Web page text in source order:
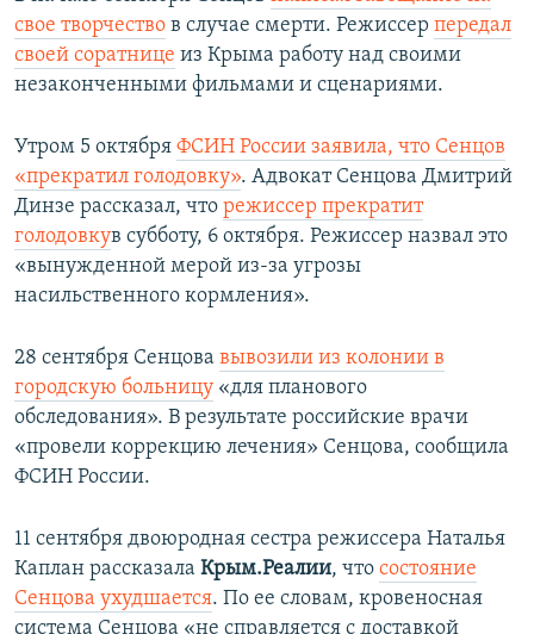
свое творчество в случае смерти. Режиссер передал
своей соратнице из Крыма работу над своими
незаконченными фильмами и сценариями.
Утром 5 октября ФСИН России заявила, что Сенцов
«прекратил голодовку». Адвокат Сенцова Дмитрий
Динзе рассказал, что режиссер прекратит
голодовкув субботу, 6 октября. Режиссер назвал это
«вынужденной мерой из-за угрозы
насильственного кормления».
28 сентября Сенцова вывозили из колонии в
городскую больницу «для планового
обследования». В результате российские врачи
«провели коррекцию лечения» Сенцова, сообщила
ФСИН России.
11 сентября двоюродная сестра режиссера Наталья
Каплан рассказала Крым.Реалии, что состояние
Сенцова ухудшается. По ее словам, кровеносная
система Сенцова «не справляется с доставкой